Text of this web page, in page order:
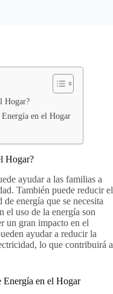
Hogar?
en el Hogar
Hogar?
ayudar a las familias a
También puede reducir el
energía que se necesita
el uso de la energía son
un gran impacto en el
ayudar a reducir la
lo que contribuirá a
Energía en el Hogar